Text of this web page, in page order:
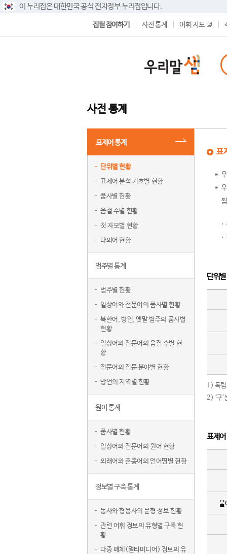
이 누리집은 대한민국 공식 전자정부 누리집입니다.
집필 참여하기 사전 통계 어휘 지도
사전 통계
표제어 통계
단위별 현황
표제어 분석 기호별 현황
품사별 현황
음절 수별 현황
첫 자모별 현황
다의어 현황
범주별 통계
범주별 현황
일상어와 전문어의 품사별 현황
북한어, 방언, 옛말 범주의 품사별
현황
일상어와 전문어의 음절 수별 현
황
전문어의 전문 분야별 현황
방언의 지역별 현황
원어 통계
품사별 현황
일상어와 전문어의 원어 현황
외래어와 혼종어의 언어명별 현황
정보별 구축 통계
동사와 형용사의 문형 정보 현황
관련 어휘 정보의 유형별 구축 현
황
다중 매체(멀티미디어) 정보의 유
표
단위
1) 독립
2) ‘구
표제
붙